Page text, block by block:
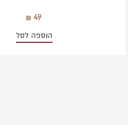
49
הוספה לסל